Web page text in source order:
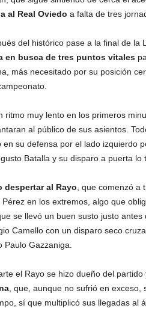
al Real Oviedo a falta de tres
del histórico pase a la final de la
en busca de tres puntos vitales
más necesitado por su posición
ritmo muy lento en los primeros
al público de sus asientos.
en su defensa por el lado izquierdo
Batalla y su disparo a puerta lo
despertar al Rayo , que comenzó
en los extremos, algo que
se llevó un buen susto justo
Camello con un disparo seco
Paulo Gazzaniga.
el Rayo se hizo dueño del
, que, aunque no sufrió en exceso,
sí que multiplicó sus llegadas al